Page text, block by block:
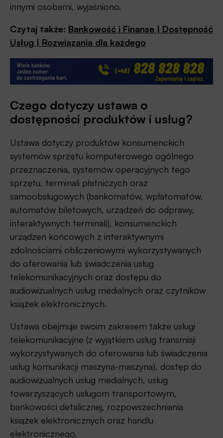
innymi osobami, wyjaśniono.
Czytaj także: Bankowość i Finanse | Dostępność
Usług | Rozwiązania dla każdego
Czego dotyczy ustawa o
dostępności produktów i usług?
Ustawa dotyczy produktów konsumenckich
systemów sprzętu komputerowego ogólnego
przeznaczenia, systemów operacyjnych tego
sprzętu, terminali płatniczych oraz
samoobsługowych (bankomatów, wpłatomatów,
automatów biletowych, urządzeń do odprawy,
interaktywnych terminali), konsumenckich
urządzeń końcowych z interaktywnymi
zdolnościami obliczeniowymi wykorzystywanych
do oferowania lub świadczenia usług
telekomunikacyjnych oraz dostępu do
audiowizualnych usług medialnych oraz czytników
książek elektronicznych.
Ustawa obejmuje swoim zakresem także usługi
telekomunikacyjne (z wyjątkiem usług transmisji
wykorzystywanych do oferowania lub świadczenia
usług komunikacji maszyna-maszyna), dostęp do
audiowizualnych usług medialnych, usług
towarzyszących usługom transportowym,
bankowości detalicznej, rozpowszechniania
książek elektronicznych oraz handlu
elektronicznego.